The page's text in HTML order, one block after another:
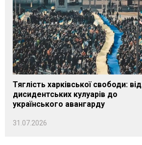
Тяглість харківської свободи: від
дисидентських кулуарів до
українського авангарду
31.07.2026